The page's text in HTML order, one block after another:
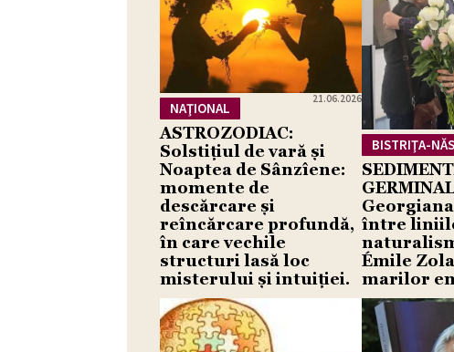
NAŢIONAL
21.06.2026
ASTROZODIAC:
Solstițiul de vară și
Noaptea de Sânzîene:
momente de
descărcare și
reîncărcare profundă,
în care vechile
structuri lasă loc
misterului și intuiției.
BISTRIŢA-
între
Émile
marilor